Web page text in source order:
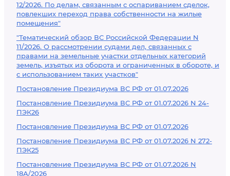
12/2026. По делам, связанным с оспариванием сделок,
повлекших переход права собственности на жилые
помещения"
"Тематический обзор ВС Российской Федерации N
11/2026. О рассмотрении судами дел, связанных с
правами на земельные участки отдельных категорий
земель, изъятых из оборота и ограниченных в обороте, и
с использованием таких участков"
Постановление Президиума ВС РФ от 01.07.2026
Постановление Президиума ВС РФ от 01.07.2026 N 24-
ПЭК26
Постановление Президиума ВС РФ от 01.07.2026
Постановление Президиума ВС РФ от 01.07.2026 N 272-
ПЭК25
Постановление Президиума ВС РФ от 01.07.2026 N
18А/2026